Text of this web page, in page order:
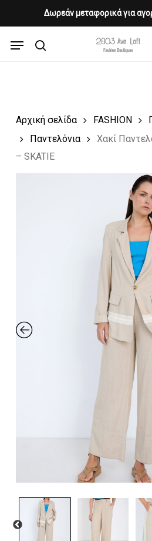
Δωρεάν μεταφορικά για
content
Menu
Cart
Αρχική σελίδα FASHION
Παντελόνια
Χακί
– SKATIE